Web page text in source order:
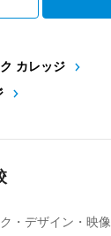
カレッジ
・デザイン・映像